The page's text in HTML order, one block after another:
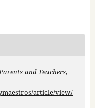
and Teachers,
article/view/